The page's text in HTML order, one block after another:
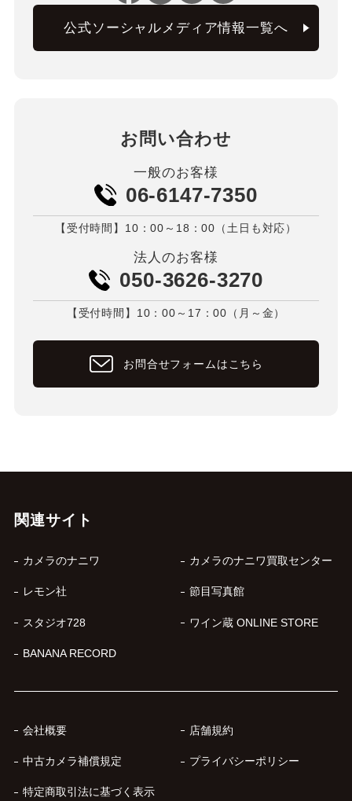
公式ソーシャルメディア情報一覧へ
お問い合わせ
一般のお客様
06-6147-7350
【受付時間】10：00～18：00（土日も対応）
法人のお客様
050-3626-3270
【受付時間】10：00～17：00（月～金）
お問合せフォームはこちら
関連サイト
カメラのナニワ カメラのナニワ買取センター
レモン社 節目写真館
スタジオ728 ワイン蔵 ONLINE STORE
BANANA RECORD
会社概要 店舗規約
中古カメラ補償規定 プライバシーポリシー
特定商取引法に基づく表示